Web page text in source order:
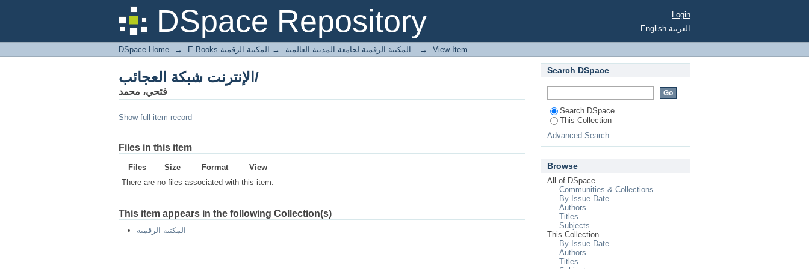
DSpace Repository
Login
English العربية
DSpace Home → E-Books المكتبة الرقمية لجامعة المدينة العالمية → المكتبة الرقمية → View Item
الإنترنت شبكة العجائب/
فتحي، محمد
Show full item record
Files in this item
Files Size Format
View
There are no files associated with this item.
This item appears in the following Collection(s)
المكتبة الرقمية
Search DSpace
Search DSpace
This Collection
Advanced Search
Browse
All of DSpace
Communities & Collections
By Issue Date
Authors
Titles
Subjects
This Collection
By Issue Date
Authors
Titles